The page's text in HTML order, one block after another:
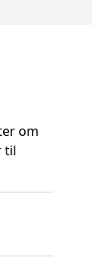
om
til